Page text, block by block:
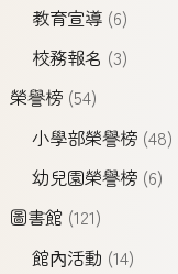
教育宣導(6)
校務報名 (3)
榮譽榜(54)
小學部榮譽榜(48)
幼兒園榮譽榜(6)
圖書館(121)
館內活動 (14)